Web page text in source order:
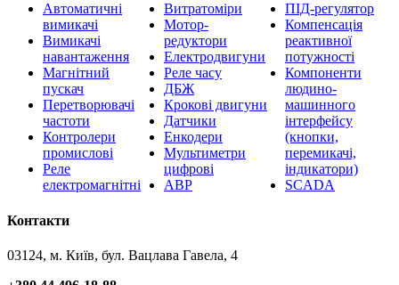
Автоматичні
вимикачі
Вимикачі
навантаження
Магнітний
пускач
Перетворювачі
частоти
Контролери
промислові
Реле
електромагнітні
Витратоміри
Мотор-
редуктори
Електродвигуни
Реле часу
ДБЖ
Крокові двигуни
Датчики
Енкодери
Мультиметри
цифрові
АВР
ПІД-регулятор
Компенсація
реактивної
потужності
Компоненти
людино-
машинного
інтерфейсу
(кнопки,
перемикачі,
індикатори)
SCADA
Контакти
03124, м. Київ, бул. Вацлава Гавела, 4